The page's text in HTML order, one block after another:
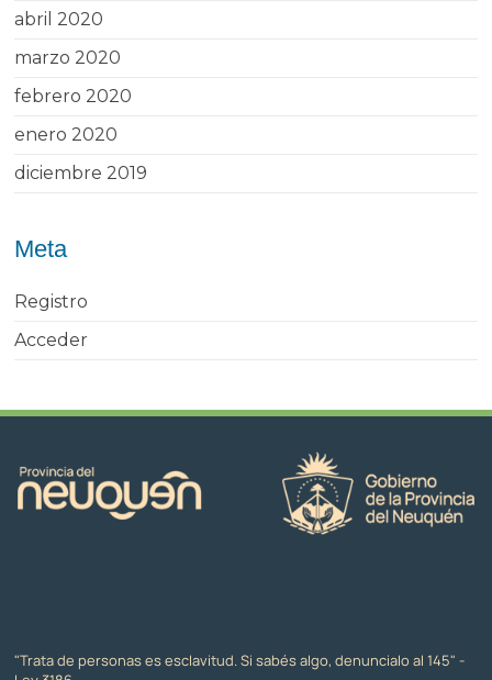
abril 2020
marzo 2020
febrero 2020
enero 2020
diciembre 2019
Meta
Registro
Acceder
"Trata de personas es esclavitud. Si sabés algo, denuncialo al 145" -